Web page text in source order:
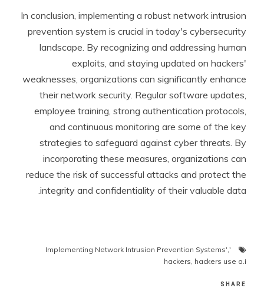
In conclusion, implementing a robust network intrusion
prevention system is crucial in today's cybersecurity
landscape. By recognizing and addressing human
exploits, and staying updated on hackers'
weaknesses, organizations can significantly enhance
their network security. Regular software updates,
employee training, strong authentication protocols,
and continuous monitoring are some of the key
strategies to safeguard against cyber threats. By
incorporating these measures, organizations can
reduce the risk of successful attacks and protect the
integrity and confidentiality of their valuable data.
'Implementing Network Intrusion Prevention Systems'
,
hackers, hackers use a.i
SHARE